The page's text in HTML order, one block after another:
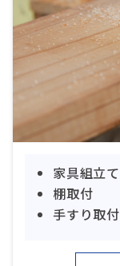
家具組立て
棚取付
手すり取付